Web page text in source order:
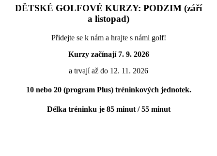
DĚTSKÉ GOLFOVÉ KURZY: PODZIM (září
a listopad)
Přidejte se k nám a hrajte s námi golf!
Kurzy začínají 7. 9. 2026
a trvají až do 12. 11. 2026
10 nebo20 (program Plus) tréninkových jednotek.
Délka tréninku je 85 minut / 55 minut